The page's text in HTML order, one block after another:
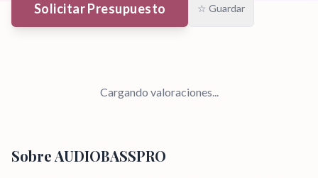
Solicitar Presupuesto ☆ Guardar
Cargando valoraciones...
SobreAUDIOBASSPRO